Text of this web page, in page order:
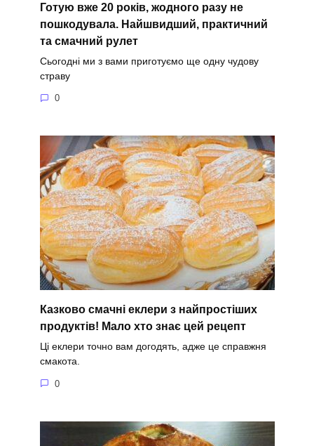
Готую вже 20 років, жодного разу не
пошкодувала. Найшвидший, практичний
та смачний рулет
Сьогодні ми з вами приготуємо ще одну чудову
страву
0
Казково смачні еклери з найпростіших
продуктів! Мало хто знає цей рецепт
Ці еклери точно вам догодять, адже це справжня
смакота.
0